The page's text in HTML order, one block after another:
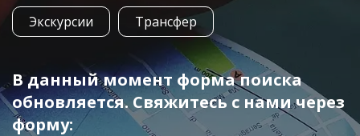
Экскурсии Трансфер
В данный момент форма поиска
обновляется. Свяжитесь с нами через
форму: